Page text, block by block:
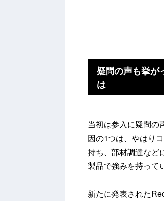
疑問の声も挙が
は
当初は参入に疑問の
因の1つは、やはり
持ち、部材調達など
製品で強みを持って
新たに発表された